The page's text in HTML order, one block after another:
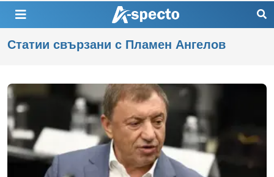
Статии свързани с Пламен Ангелов